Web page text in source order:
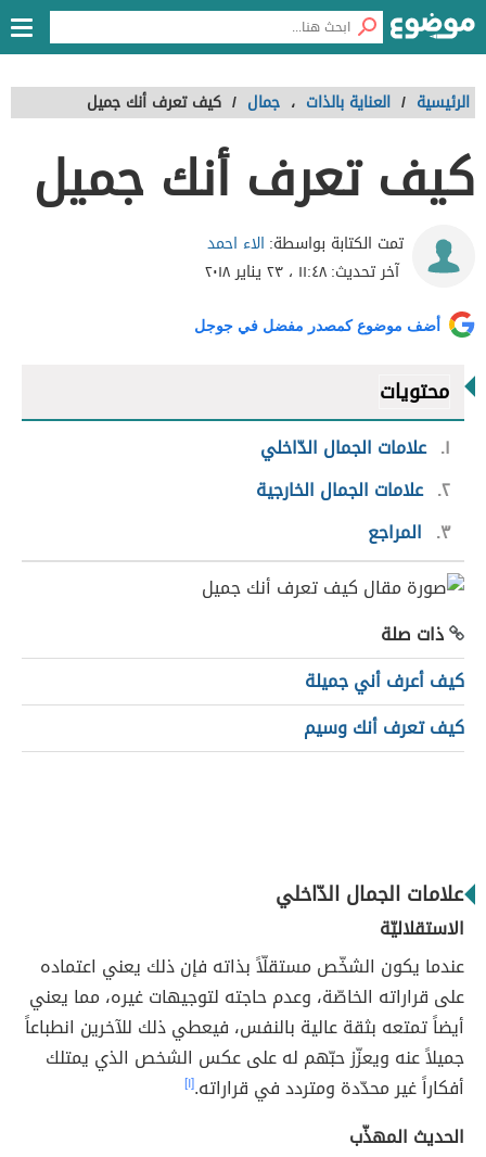
الرئيسية / العناية بالذات ، جمال / كيف تعرف أنك جميل
كيف تعرف أنك جميل
تمت الكتابة بواسطة: الاء احمد
آخر تحديث:١١:٤٨ ، ٢٣ يناير ٢٠١٨
أضف موضوع كمصدر مفضل في جوجل
محتويات
١ علامات الجمال الدّاخلي
٢ علامات الجمال الخارجية
٣
المراجع
ذات صلة
كيف أعرف أني جميلة
كيف تعرف أنك وسيم
علامات الجمال الدّاخلي
الاستقلاليّة
عندما يكون الشخّص مستقلّاً بذاته فإن ذلك يعني اعتماده
على قراراته الخاصّة، وعدم حاجته لتوجيهات غيره، مما يعني
أيضاً تمتعه بثقة عالية بالنفس، فيعطي ذلك للآخرين انطباعاً
جميلاً عنه ويعزّز حبّهم له على عكس الشخص الذي يمتلك
أفكاراً غير محدّدة ومتردد في قراراته.[١]
الحديث المهذّب